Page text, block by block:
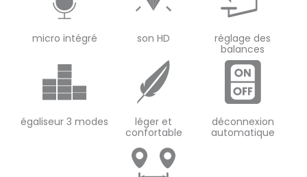
micro intégré son HD
réglage des
balances
égaliseur 3 modes
léger et
confortable
déconnexion
automatique